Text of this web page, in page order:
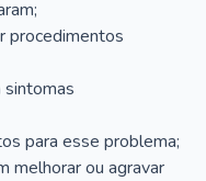
procedimentos
sintomas
para esse problema;
melhorar ou agravar